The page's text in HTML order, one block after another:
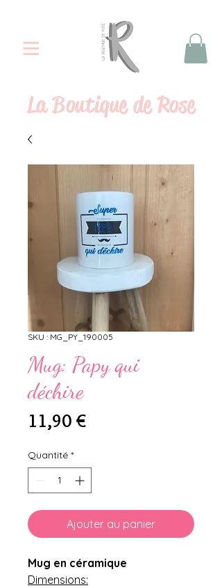
LaBoutique de Rose
SKU : MG_PY_190005
Mug: Papy qui
déchire
11,90 €Prix
Quantité *
Ajouter au panier
Mug en céramique
Dimensions: